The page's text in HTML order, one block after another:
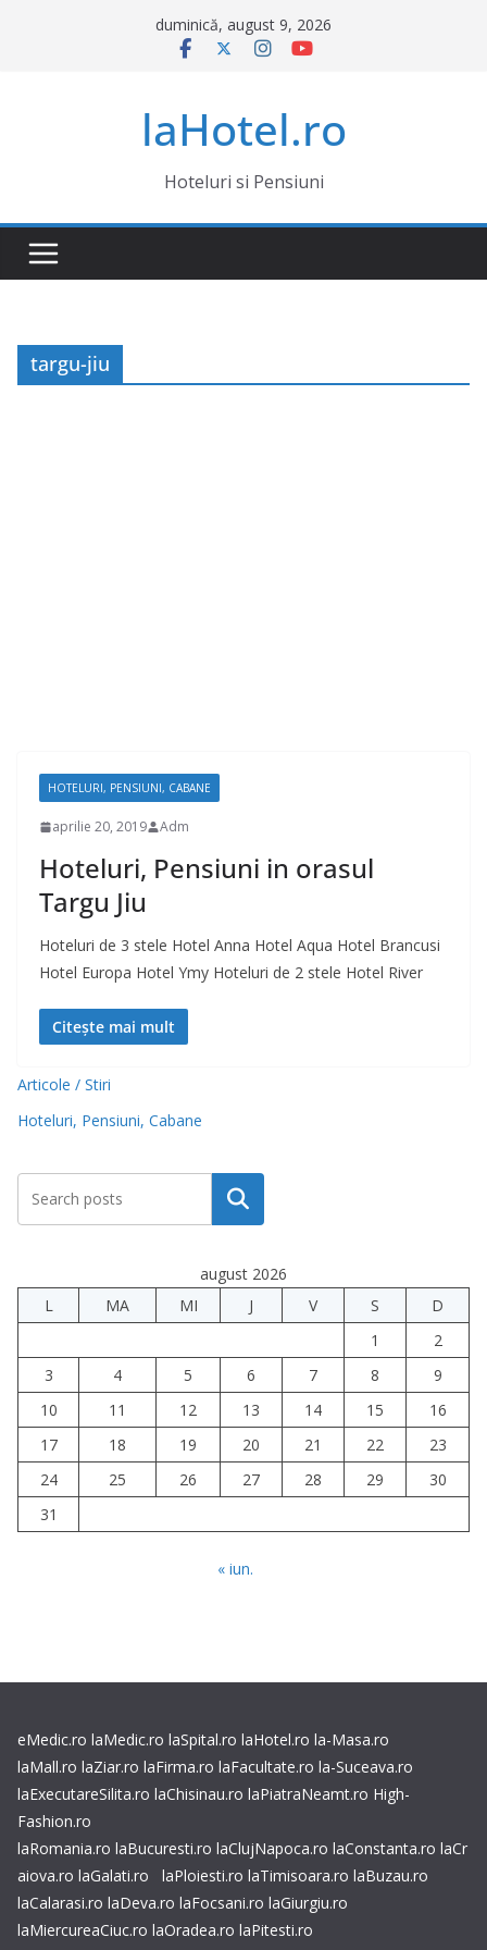
duminică, august 9, 2026
laHotel.ro
Hoteluri si Pensiuni
targu-jiu
HOTELURI, PENSIUNI, CABANE
aprilie 20, 2019 Adm
Hoteluri, Pensiuni in orasul
Targu Jiu
Hoteluri de 3 stele Hotel Anna Hotel Aqua Hotel Brancusi
Hotel Europa Hotel Ymy Hoteluri de 2 stele Hotel River
Citește mai mult
Articole / Stiri
Hoteluri, Pensiuni, Cabane
Caută
august 2026
L
MA MI J V S
D
1
2
3
4 5 6 7 8
9
10
11 12 13 14 15
16
17
18 19 20 21 22
23
24
25 26 27 28 29
30
31
« iun.
eMedic.ro laMedic.ro laSpital.ro laHotel.ro la-Masa.ro
laMall.ro laZiar.ro laFirma.ro laFacultate.ro la-Suceava.ro
laExecutareSilita.ro laChisinau.ro laPiatraNeamt.ro High-
Fashion.ro
laRomania.ro laBucuresti.ro laClujNapoca.ro laConstanta.ro laCr
aiova.ro laGalati.ro laPloiesti.ro laTimisoara.ro laBuzau.ro
laCalarasi.ro laDeva.ro laFocsani.ro laGiurgiu.ro
laMiercureaCiuc.ro laOradea.ro laPitesti.ro